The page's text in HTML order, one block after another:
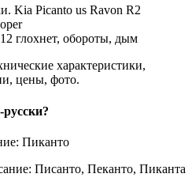
Kia Picanto us Ravon R2
глохнет, обороты, дым
характеристики,
цены, фото.
Пиканто
Писанто, Пеканто, Пиканта